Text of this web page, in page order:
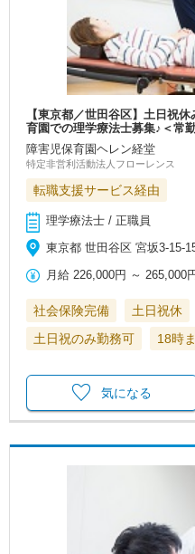
【東京都／世田谷区】土日祝
育園での理学療法士募集♪＜常
障害児保育園ヘレン経堂
特定非営利活動法人フローレンス
転職支援サービス経由
理学療法士 / 正職員
東京都 世田谷区 宮坂3-15-
月給 226,000円 ～265,000
社会保険完備 土日祝休
土日祝のみ勤務可
18時
気になる